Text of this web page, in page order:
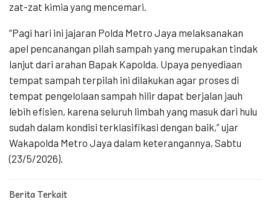
zat-zat kimia yang mencemari.
“Pagi hari ini jajaran Polda Metro Jaya melaksanakan
apel pencanangan pilah sampah yang merupakan tindak
lanjut dari arahan Bapak Kapolda. Upaya penyediaan
tempat sampah terpilah ini dilakukan agar proses di
tempat pengelolaan sampah hilir dapat berjalan jauh
lebih efisien, karena seluruh limbah yang masuk dari hulu
sudah dalam kondisi terklasifikasi dengan baik,” ujar
Wakapolda Metro Jaya dalam keterangannya, Sabtu
(23/5/2026).
Berita Terkait